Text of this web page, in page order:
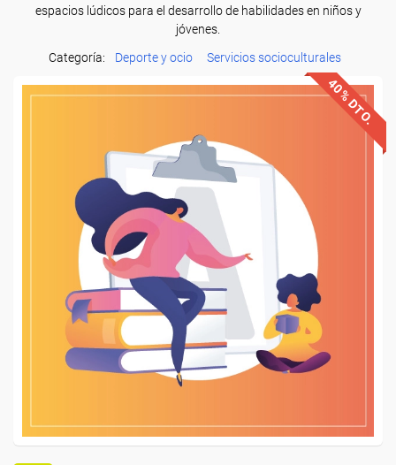
espacios lúdicos para el desarrollo de habilidades en niños y
jóvenes.
Categoría:
Deporte y ocio Servicios socioculturales
40% DTO.